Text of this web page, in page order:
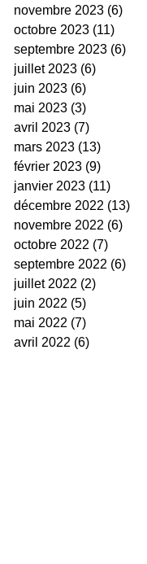
novembre 2023 (6)
octobre 2023 (11)
septembre 2023 (6)
juillet 2023 (6)
juin 2023 (6)
mai 2023 (3)
avril 2023 (7)
mars 2023 (13)
février 2023 (9)
janvier 2023 (11)
décembre 2022 (13)
novembre 2022 (6)
octobre 2022 (7)
septembre 2022 (6)
juillet 2022 (2)
juin 2022 (5)
mai 2022 (7)
avril 2022 (6)